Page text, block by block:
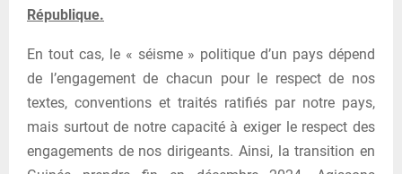
République.
En tout cas, le « séisme » politique d’un pays dépend
de l’engagement de chacun pour le respect de nos
textes, conventions et traités ratifiés par notre pays,
mais surtout de notre capacité à exiger le respect des
engagements de nos dirigeants. Ainsi, la transition en